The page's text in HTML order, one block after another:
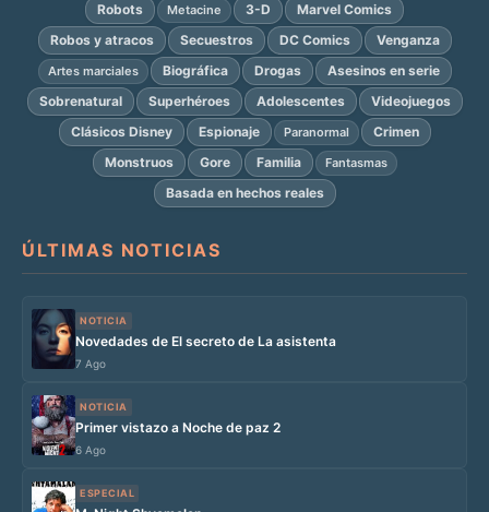
Robots Metacine 3-D
Marvel Comics
Robos y atracos
Secuestros DC Comics Venganza
Artes marciales Biográfica Drogas
Asesinos en serie
Sobrenatural
Superhéroes Adolescentes
Videojuegos
Clásicos Disney
Espionaje Paranormal
Crimen
Monstruos
Gore Familia Fantasmas
Basada en hechos reales
ÚLTIMAS NOTICIAS
NOTICIA
Novedades de El secreto de La asistenta
7 Ago
NOTICIA
Primer vistazo a Noche de paz 2
6 Ago
ESPECIAL